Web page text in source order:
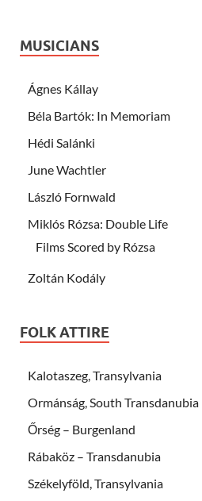
MUSICIANS
Ágnes Kállay
Béla Bartók: In Memoriam
Hédi Salánki
June Wachtler
László Fornwald
Miklós Rózsa: Double Life
Films Scored by Rózsa
Zoltán Kodály
FOLK ATTIRE
Kalotaszeg, Transylvania
Ormánság, South Transdanubia
Őrség – Burgenland
Rábaköz – Transdanubia
Székelyföld, Transylvania